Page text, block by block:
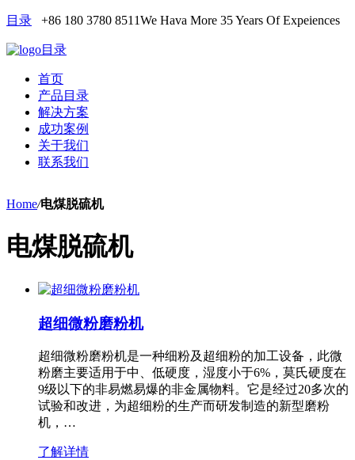
目录 +86 180 3780 8511We Hava More 35 Years Of Expeiences
目录
首页
产品目录
解决方案
成功案例
关于我们
联系我们
Home/电煤脱硫机
电煤脱硫机
超细微粉磨粉机
超细微粉磨粉机是一种细粉及超细粉的加工设备，此微
粉磨主要适用于中、低硬度，湿度小于6%，莫氏硬度在
9级以下的非易燃易爆的非金属物料。它是经过20多次的
试验和改进，为超细粉的生产而研发制造的新型磨粉
机，…
了解详情